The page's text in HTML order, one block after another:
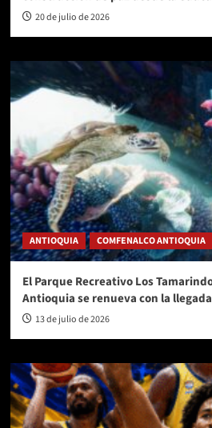
20 de julio de 2026
ANTIOQUIA COMFENALCO ANTIOQUIA
El Parque Recreativo Los
Antioquia se renueva con la
13 de julio de 2026